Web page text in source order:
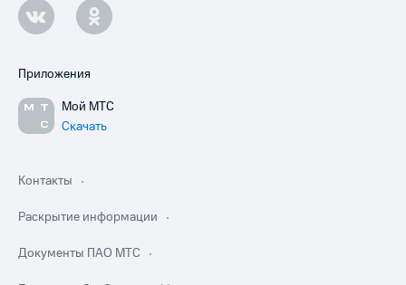
Приложения
Мой МТС
Скачать
Контакты
Раскрытие информации
Документы ПАО МТС